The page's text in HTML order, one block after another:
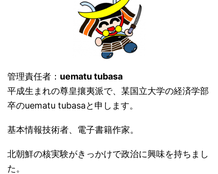
管理責任者： uematu tubasa
平成生まれの尊皇攘夷派で、某国立大学の経済学部
卒のuematu tubasaと申します。
基本情報技術者、電子書籍作家。
北朝鮮の核実験がきっかけで政治に興味を持ちまし
た。